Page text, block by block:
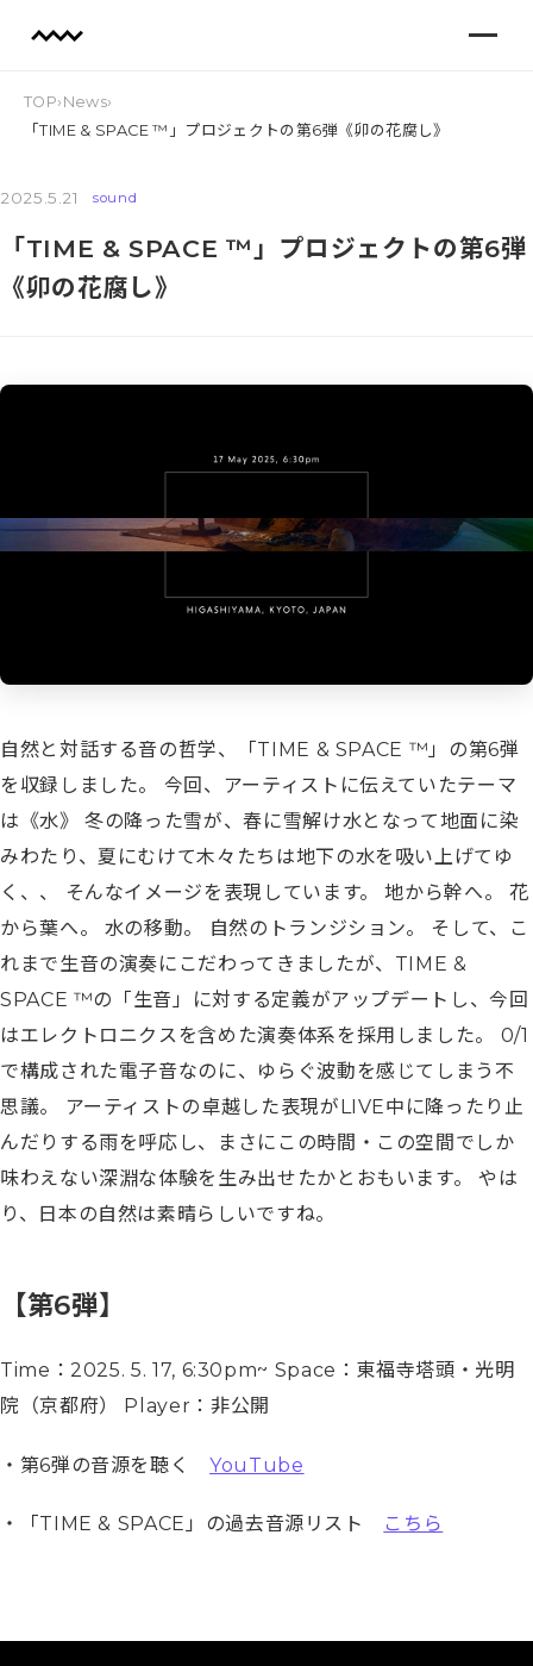
TOP› News›
「TIME & SPACE ™︎」プロジェクトの第6弾《卯の花腐し》
2025.5.21 sound
「TIME & SPACE ™︎」プロジェクトの第6弾
《卯の花腐し》
自然と対話する音の哲学、「TIME & SPACE ™︎」の第6弾
を収録しました。 今回、アーティストに伝えていたテーマ
は《水》 冬の降った雪が、春に雪解け水となって地面に染
みわたり、夏にむけて木々たちは地下の水を吸い上げてゆ
く、、 そんなイメージを表現しています。 地から幹へ。 花
から葉へ。 水の移動。 自然のトランジション。 そして、こ
れまで生音の演奏にこだわってきましたが、TIME &
SPACE ™︎の「生音」に対する定義がアップデートし、今回
はエレクトロニクスを含めた演奏体系を採用しました。 0/1
で構成された電子音なのに、ゆらぐ波動を感じてしまう不
思議。 アーティストの卓越した表現がLIVE中に降ったり止
んだりする雨を呼応し、まさにこの時間・この空間でしか
味わえない深淵な体験を生み出せたかとおもいます。 やは
り、日本の自然は素晴らしいですね。
【第6弾】
Time：2025. 5. 17, 6:30pm~ Space：東福寺塔頭・光明
院（京都府） Player：非公開
・第6弾の音源を聴くYouTube
・「TIME & SPACE」の過去音源リスト こちら